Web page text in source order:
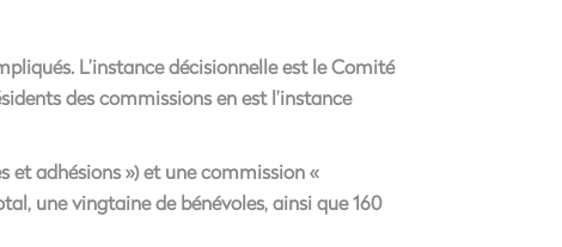
L’instance décisionnelle est le Comité
des commissions en est l’instance
et adhésions ») et une commission «
une vingtaine de bénévoles, ainsi que 160